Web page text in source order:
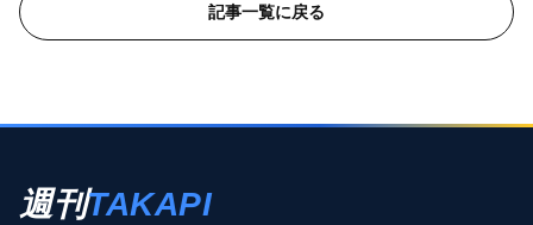
記事一覧に戻る
週刊TAKAPI